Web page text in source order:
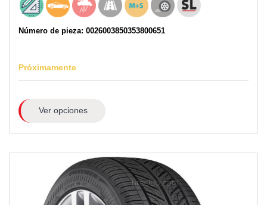
Número de pieza: 0026003850353800651
Próximamente
Ver opciones